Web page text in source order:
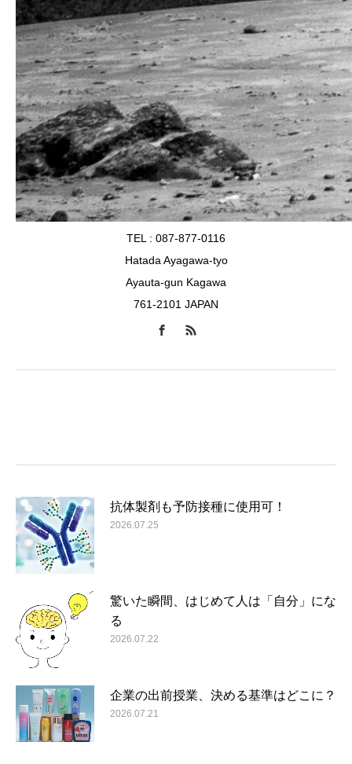
TEL : 087-877-0116
Hatada Ayagawa-tyo
Ayauta-gun Kagawa
761-2101 JAPAN
抗体製剤も予防接種に使用可！
2026.07.25
驚いた瞬間、はじめて人は「自分」にな
る
2026.07.22
企業の出前授業、決める基準はどこに？
2026.07.21